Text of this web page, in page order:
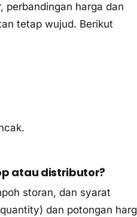
perbandingan harga dan
tetap wujud. Berikut
atau distributor?
storan, dan syarat
dan potongan